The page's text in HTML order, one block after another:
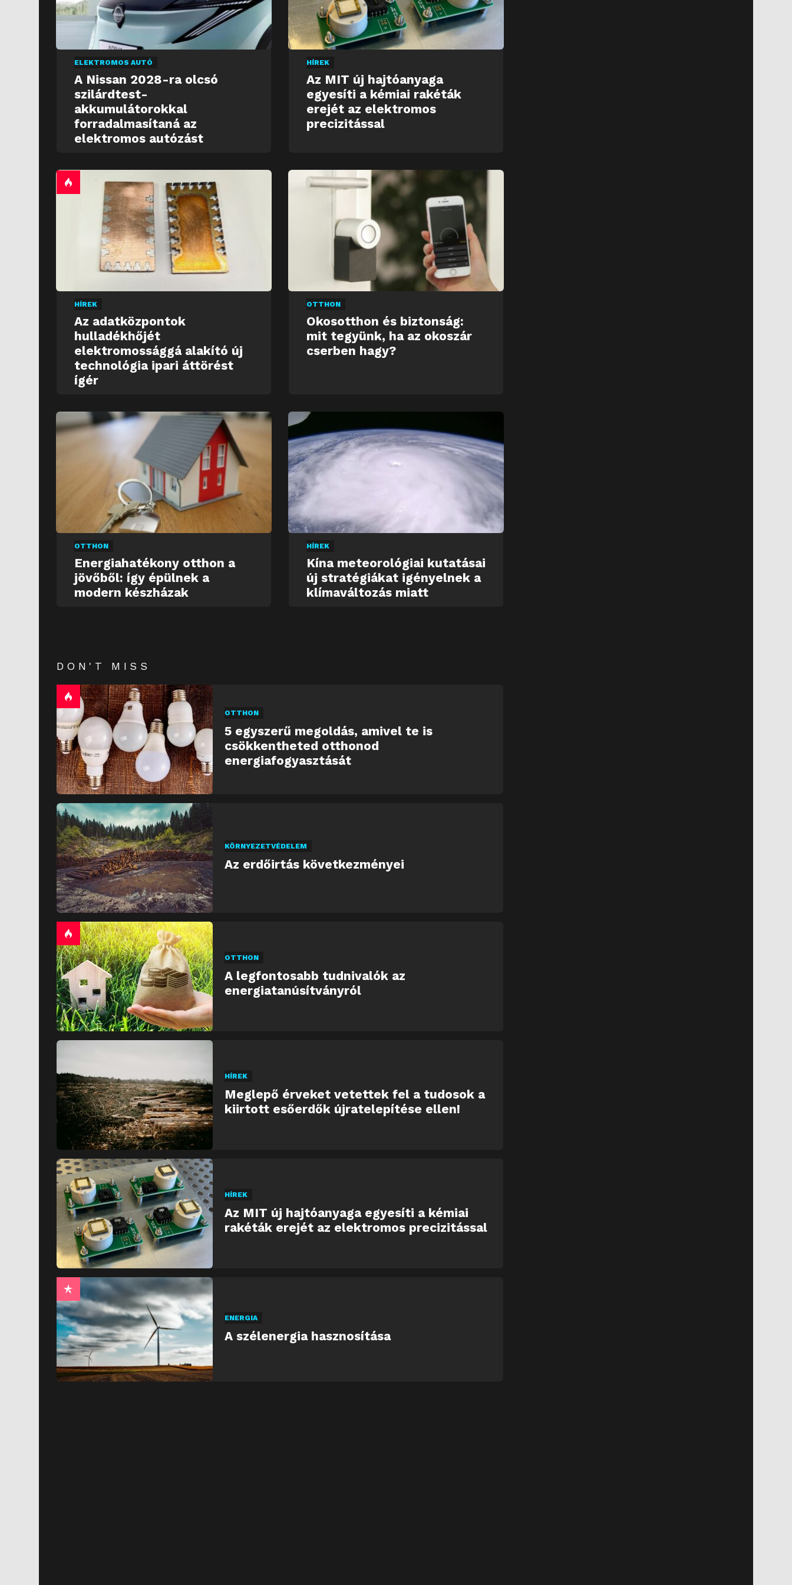
ELEKTROMOS AUTÓ
A Nissan 2028-ra olcsó
szilárdtest-
akkumulátorokkal
forradalmasítaná az
elektromos autózást
HÍREK
Az MIT új hajtóanyaga
egyesíti a kémiai rakéták
erejét az elektromos
precizitással
HÍREK
Az adatközpontok
hulladékhőjét
elektromossággá alakító új
technológia ipari áttörést
ígér
OTTHON
Okosotthon és biztonság:
mit tegyünk, ha az okoszár
cserben hagy?
OTTHON
Energiahatékony otthon a
jövőből: így épülnek a
modern készházak
HÍREK
Kína meteorológiai kutatásai
új stratégiákat igényelnek a
klímaváltozás miatt
DON'T MISS
OTTHON
5 egyszerű megoldás, amivel te is
csökkentheted otthonod
energiafogyasztását
KÖRNYEZETVÉDELEM
Az erdőirtás következményei
OTTHON
A legfontosabb tudnivalók az
energiatanúsítványról
HÍREK
Meglepő érveket vetettek fel a tudosok a
kiirtott esőerdők újratelepítése ellen!
HÍREK
Az MIT új hajtóanyaga egyesíti a kémiai
rakéták erejét az elektromos precizitással
ENERGIA
A szélenergia hasznosítása